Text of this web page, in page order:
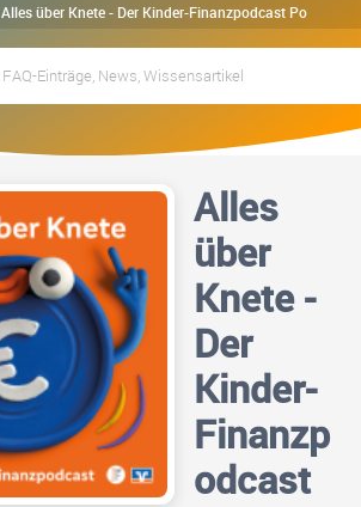
Alles über Knete - Der Kinder-Finanzpodcast Podcast
Alles
über
Knete -
Der
Kinder-
Finanzp
odcast